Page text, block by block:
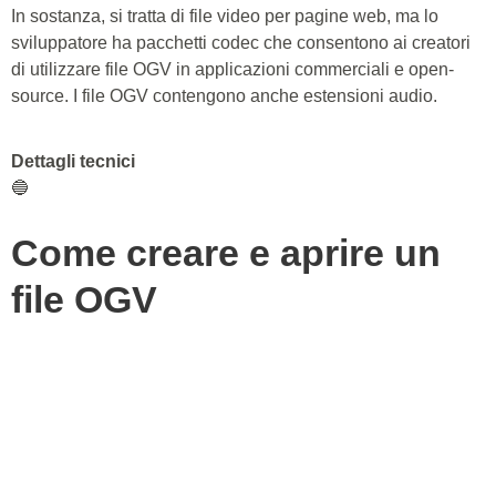
In sostanza, si tratta di file video per pagine web, ma lo
sviluppatore ha pacchetti codec che consentono ai creatori
di utilizzare file OGV in applicazioni commerciali e open-
source. I file OGV contengono anche estensioni audio.
Dettagli tecnici
🔵
Come creare e aprire un
file OGV